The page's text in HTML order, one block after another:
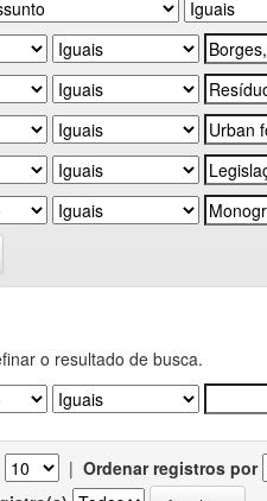
o resultado de busca.
| Ordenar registros por